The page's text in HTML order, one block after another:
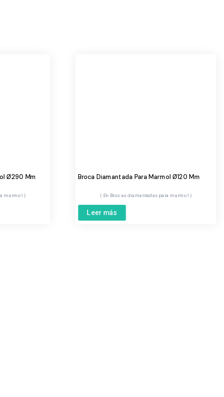
Ø290 Mm
marmol
Broca Diamantada Para Marmol Ø120 Mm
Brocas diamantadas para marmol
Leer más